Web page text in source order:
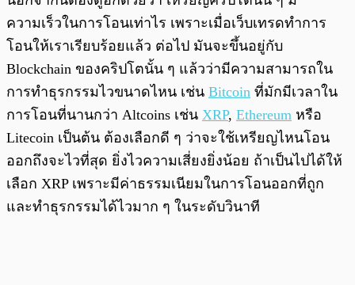
ความเร็วในการโอนเท่าไร เพราะเมื่อเว็บเทรดทำการ
โอนให้เราเรียบร้อยแล้ว ต่อไป มันจะขึ้นอยู่กับ
Blockchain ของคริปโตนั้น ๆ แล้วว่ามีความสามารถใน
การทำธุรกรรมไวขนาดไหน เช่น Bitcoin ที่มักมีเวลาใน
การโอนที่นานกว่า Altcoins เช่น XRP, Ethereum หรือ
Litecoin เป็นต้น ต้องเลือกดี ๆ ว่าจะใช้เหรียญไหนโอน
ออกถึงจะไวที่สุด ยิ่งไวความเสี่ยงยิ่งน้อย ถ้าเป็นไปได้ให้
เลือก XRP เพราะมีค่าธรรมเนียมในการโอนออกที่ถูก
และทำธุรกรรมได้ไวมาก ๆ ในระดับวินาที